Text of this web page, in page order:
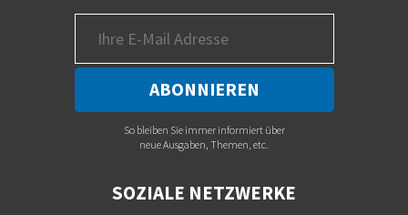
So bleiben Sie immer informiert über
neue Ausgaben, Themen, etc.
SOZIALE NETZWERKE